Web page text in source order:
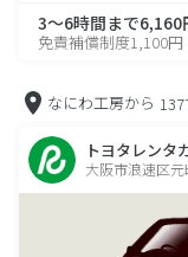
3～6時間まで6,160
免責補償制度1,100円
なにわ工房から
トヨタレンタ
大阪市浪速区元